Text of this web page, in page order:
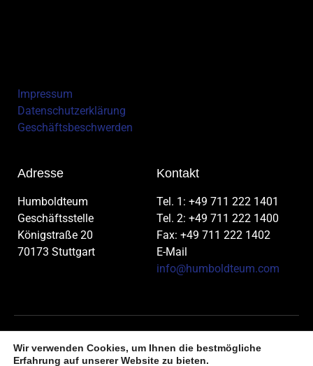
Impressum
Datenschutzerklärung
Geschäftsbeschwerden
Adresse
Humboldteum
Geschäftsstelle
Königstraße 20
70173 Stuttgart
Kontakt
Tel. 1: +49 711 222 1401
Tel. 2: +49 711 222 1400
Fax: +49 711 222 1402
E-Mail
info@humboldteum.com
© 2026Humboldteum – All Rights Reserved | Made with ♥
Wir verwenden Cookies, um Ihnen die bestmögliche
Erfahrung auf unserer Website zu bieten.